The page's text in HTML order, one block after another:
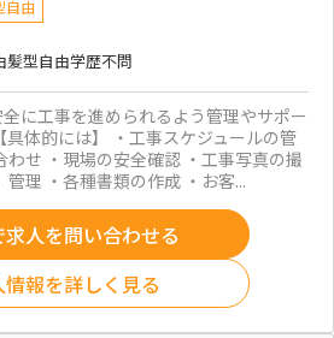
自由
髪型自由学歴不問
に工事を進められるよう管理やサポー
具体的には】 ・工事スケジュールの管
せ ・現場の安全確認 ・工事写真の撮
理 ・各種書類の作成 ・お客...
人を問い合わせる
情報を詳しく見る